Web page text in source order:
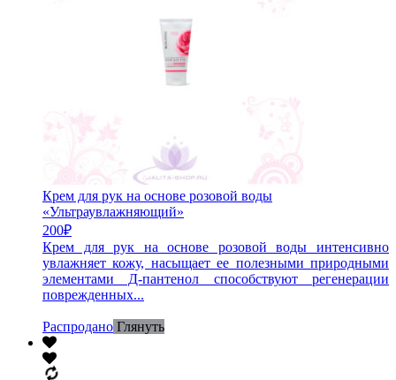
Крем для рук на основе розовой воды
«Ультраувлажняющий»
200₽
Крем для рук на основе розовой воды интенсивно
увлажняет кожу, насыщает ее полезными природными
элементами Д-пантенол способствуют регенерации
поврежденных...
Распродано Глянуть